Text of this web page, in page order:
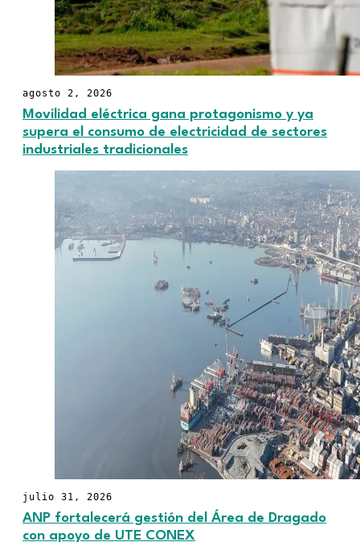
agosto 2, 2026
Movilidad eléctrica gana protagonismo y ya
supera el consumo de electricidad de sectores
industriales tradicionales
julio 31, 2026
ANP fortalecerá gestión del Área de Dragado
con apoyo de UTE CONEX